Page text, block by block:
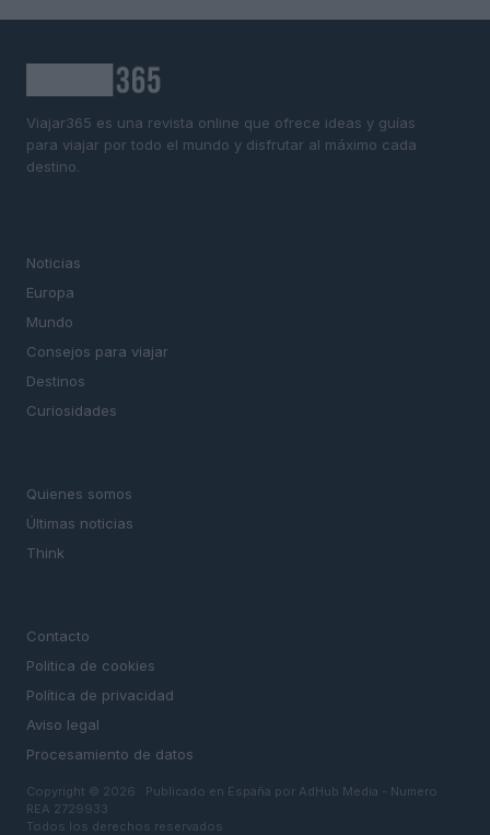
Viajar365 es una revista online que ofrece ideas y guías
para viajar por todo el mundo y disfrutar al máximo cada
destino.
Noticias
Europa
Mundo
Consejos para viajar
Destinos
Curiosidades
Quienes somos
Últimas noticias
Think
Contacto
Politica de cookies
Política de privacidad
Aviso legal
Procesamiento de datos
Copyright © 2026 · Publicado en España por AdHub Media - Numero
REA 2729933
Todos los derechos reservados